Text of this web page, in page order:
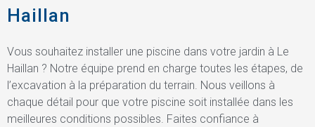
Haillan
Vous souhaitez installer une piscine dans votre jardin à Le
Haillan ? Notre équipe prend en charge toutes les étapes, de
l’excavation à la préparation du terrain. Nous veillons à
chaque détail pour que votre piscine soit installée dans les
meilleures conditions possibles. Faites confiance à